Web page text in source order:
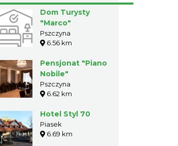
Dom Turysty
"Marco"
Pszczyna
6.56 km
Pensjonat "Piano
Nobile"
Pszczyna
6.62 km
Hotel Styl 70
Piasek
6.69 km